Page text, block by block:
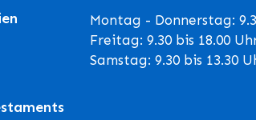
Montag - Donnerstag:
Freitag: 9.30 bis 18.00
Samstag: 9.30 bis 13.30